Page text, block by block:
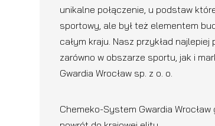
unikalne połączenie, u podstaw
sportowy, ale był też elementem
całym kraju. Nasz przykład
zarówno w obszarze sportu, jak i
Gwardia Wrocław sp. z o. o.
Chemeko-System Gwardia Wrocław